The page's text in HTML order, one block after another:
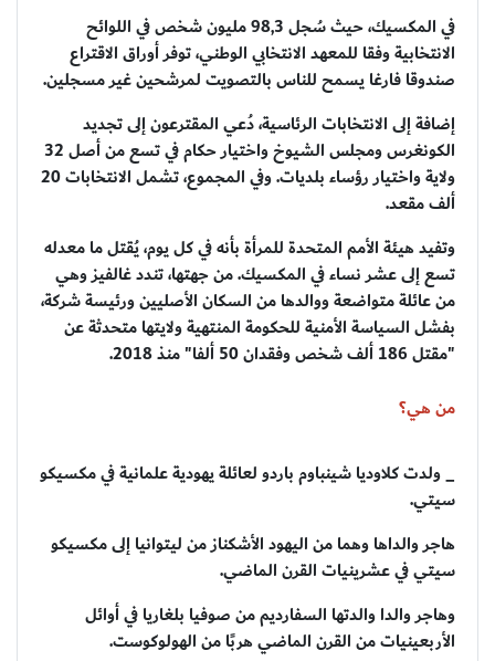
في المكسيك، حيث سُجل 98,3 مليون شخص في اللوائح
الانتخابية وفقا للمعهد الانتخابي الوطني، توفر أوراق الاقتراع
صندوقا فارغا يسمح للناس بالتصويت لمرشحين غير مسجلين.
إضافة إلى الانتخابات الرئاسية، دُعي المقترعون إلى تجديد
الكونغرس ومجلس الشيوخ واختيار حكام في تسع من أصل 32
ولاية واختيار رؤساء بلديات. وفي المجموع، تشمل الانتخابات 20
ألف مقعد.
وتفيد هيئة الأمم المتحدة للمرأة بأنه في كل يوم، يُقتل ما معدله
تسع إلى عشر نساء في المكسيك. من جهتها، تندد غالفيز وهي
من عائلة متواضعة ووالدها من السكان الأصليين ورئيسة شركة،
بفشل السياسة الأمنية للحكومة المنتهية ولايتها متحدثة عن
"مقتل 186 ألف شخص وفقدان 50 ألفا" منذ 2018.
من هي؟
_ ولدت كلاوديا شينباوم باردو لعائلة يهودية علمانية في مكسيكو
سيتي.
هاجر والداها وهما من اليهود الأشكناز من ليتوانيا إلى مكسيكو
سيتي في عشرينيات القرن الماضي.
وهاجر والدا والدتها السفارديم من صوفيا بلغاريا في أوائل
الأربعينيات من القرن الماضي هربًا من الهولوكوست.